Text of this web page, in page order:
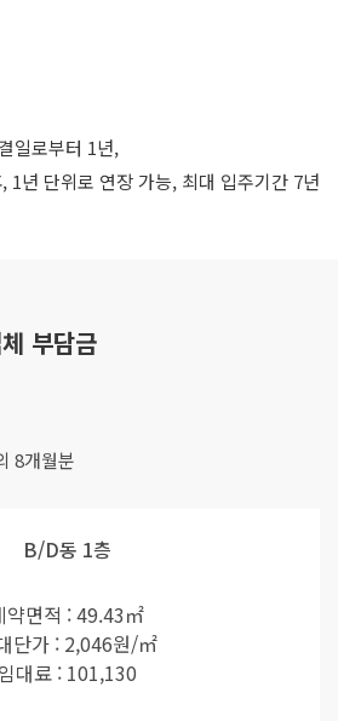
일로부터 1년,
1년 단위로 연장 가능, 최대 입주기간 7년
부담금
8개월분
B/D동 1층
약면적 : 49.43㎡
단가 : 2,046원/㎡
임대료 : 101,130